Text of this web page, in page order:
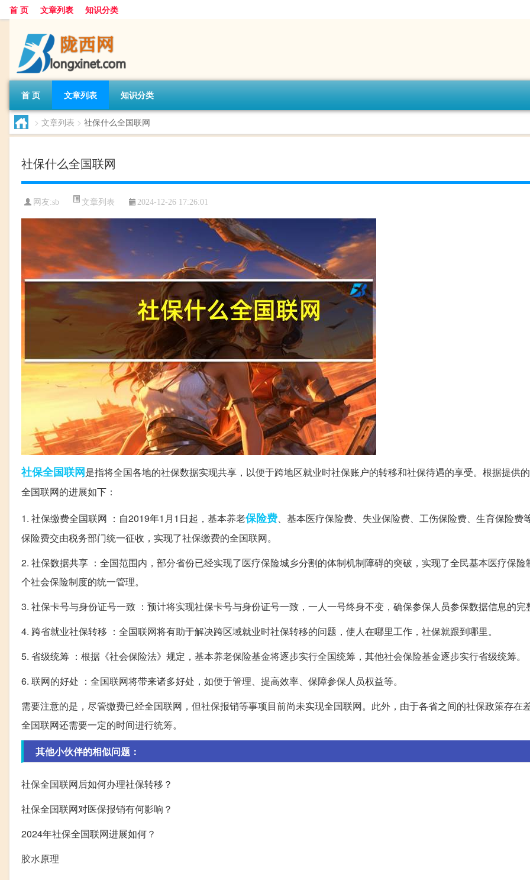
首 页 文章列表 知识分类
首 页 文章列表 知识分类
> 文章列表 > 社保什么全国联网
社保什么全国联网
网友:sb 文章列表 2024-12-26 17:26:01
社保全国联网是指将全国各地的社保数据实现共享，以便于跨地区就业时社保账户的转移和社保待遇的享受。根据提供
全国联网的进展如下：
1. 社保缴费全国联网 ：自2019年1月1日起，基本养老保险费、基本医疗保险费、失业保险费、工伤保险费、生育保险费
保险费交由税务部门统一征收，实现了社保缴费的全国联网。
2. 社保数据共享 ：全国范围内，部分省份已经实现了医疗保险城乡分割的体制机制障碍的突破，实现了全民基本医疗保险
个社会保险制度的统一管理。
3. 社保卡号与身份证号一致 ：预计将实现社保卡号与身份证号一致，一人一号终身不变，确保参保人员参保数据信息的完
4. 跨省就业社保转移 ：全国联网将有助于解决跨区域就业时社保转移的问题，使人在哪里工作，社保就跟到哪里。
5. 省级统筹 ：根据《社会保险法》规定，基本养老保险基金将逐步实行全国统筹，其他社会保险基金逐步实行省级统筹。
6. 联网的好处 ：全国联网将带来诸多好处，如便于管理、提高效率、保障参保人员权益等。
需要注意的是，尽管缴费已经全国联网，但社保报销等事项目前尚未实现全国联网。此外，由于各省之间的社保政策存在
全国联网还需要一定的时间进行统筹。
其他小伙伴的相似问题：
社保全国联网后如何办理社保转移？
社保全国联网对医保报销有何影响？
2024年社保全国联网进展如何？
胶水原理